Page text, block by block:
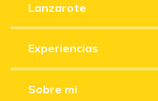
Lanzarote
Experiencias
Sobre mi